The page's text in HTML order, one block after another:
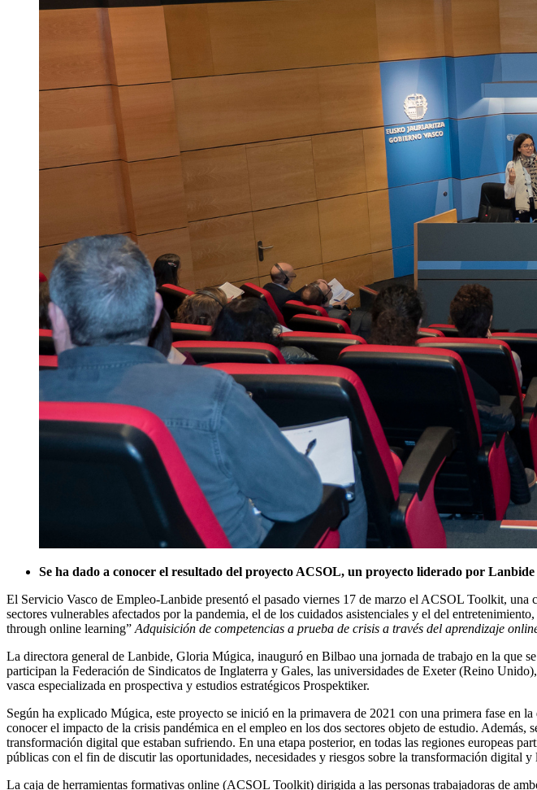
Se ha dado a conocer el resultado del proyecto ACSOL, un proyecto liderado por
El Servicio Vasco de Empleo-Lanbide presentó el pasado viernes 17 de marzo el ACSOL Toolkit, una
sectores vulnerables afectados por la pandemia, el de los cuidados asistenciales y el del
through online learning” Adquisición de competencias a prueba de crisis a través del aprendizaje
La directora general de Lanbide, Gloria Múgica, inauguró en Bilbao una jornada de trabajo en la que
participan la Federación de Sindicatos de Inglaterra y Gales, las universidades de Exeter (Reino
vasca especializada en prospectiva y estudios estratégicos Prospektiker.
Según ha explicado Múgica, este proyecto se inició en la primavera de 2021 con una primera fase en
conocer el impacto de la crisis pandémica en el empleo en los dos sectores objeto de estudio.
transformación digital que estaban sufriendo. En una etapa posterior, en todas las regiones europeas
públicas con el fin de discutir las oportunidades, necesidades y riesgos sobre la transformación digital
La caja de herramientas formativas online (ACSOL Toolkit) dirigida a las personas trabajadoras de